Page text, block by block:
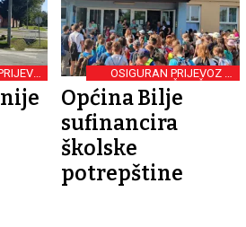
OSIGURAN PRIJEVOZ IZ
SELA U MATIČNU ŠKOLU
Općina Bilje
sufinancira
školske
potrepštine